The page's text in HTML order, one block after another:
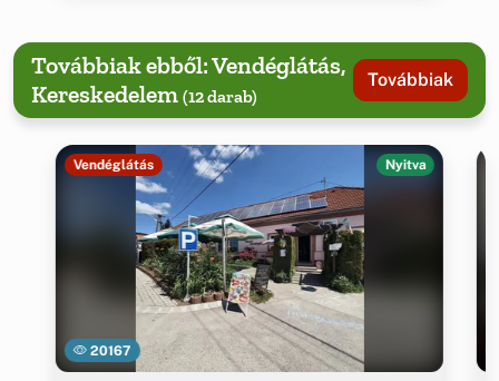
Továbbiak ebből: Vendéglátás,
Kereskedelem (12 darab)
Továbbiak
20167
Vendéglátás Nyitva